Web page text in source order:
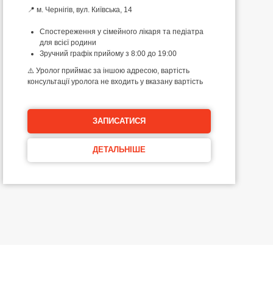
📍 м. Чернігів, вул. Київська, 14
Спостереження у сімейного лікаря та педіатра
для всієї родини
Зручний графік прийому з 8:00 до 19:00
⚠️ Уролог приймає за іншою адресою, вартість
консультації уролога не входить у вказану вартість
ЗАПИСАТИСЯ
ДЕТАЛЬНІШЕ